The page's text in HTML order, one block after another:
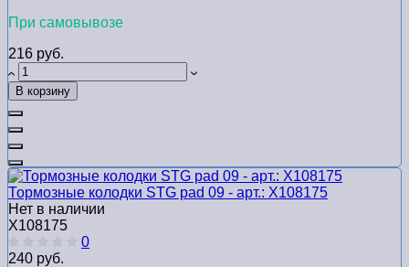
При самовывозе
216 руб.
В корзину
Тормозные колодки STG pad 09 - арт.: Х108175
Нет в наличии
Х108175
0
240 руб.